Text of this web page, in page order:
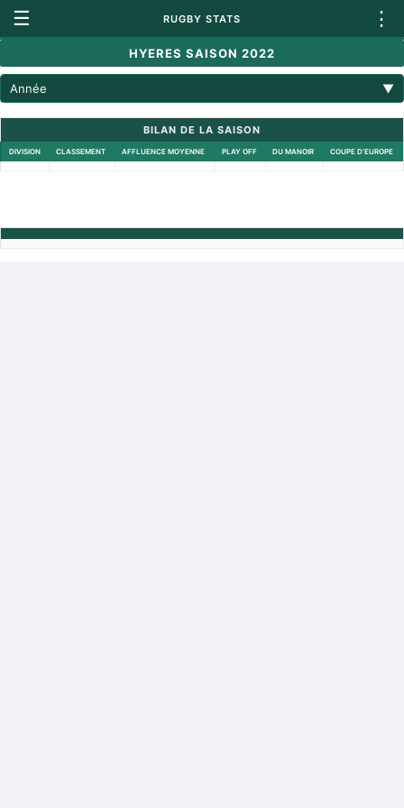
☰ RUGBY STATS ⋮
HYERES SAISON 2022
Année ▼
BILAN DE LA SAISON
DIVISION CLASSEMENT AFFLUENCE MOYENNE PLAY OFF DU MANOIR COUPE D'EUROPE